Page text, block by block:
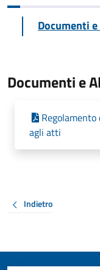
Documenti
Documenti e
Regolamento
agli atti
Indietro